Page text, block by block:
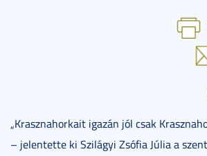
„Krasznahorkait igazán jól csak
– jelentette ki Szilágyi Zsófia Júlia a